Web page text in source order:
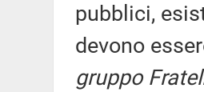
pubblici,
devono
gruppo